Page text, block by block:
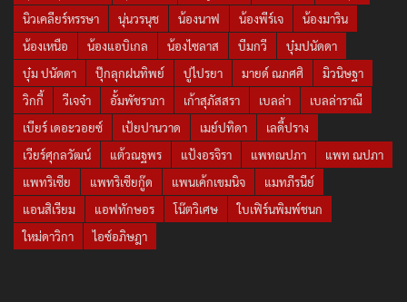
นิวเคลียร์หรรษา
นุ่นวรนุช น้องนาฟ น้องพีร์เจ
น้องมาริน
น้องเหนือ
น้องแอบิเกล น้องไซลาส บีมกวี
บุ๋มปนัดดา
บุ๋ม ปนัดดา
ปุ๊กลุกฝนทิพย์ ปูไปรยา มายด์ ณภศศิ
มิวนิษฐา
วิกกี้
วีเจจ๋า อั้มพัชราภา เก้าสุภัสสรา เบลล่า
เบลล่าราณี
เบียร์ เดอะวอยซ์
เป้ยปานวาด เมย์ปทิดา
เลดี้ปราง
เวียร์ศุกลวัฒน์
แต้วณฐพร แป้งอรจิรา แพทณปภา
แพท ณปภา
แพทริเซีย
แพทริเซียกู๊ด แพนเค้กเขมนิจ
แมทภีรนีย์
แอนสิเรียม
แอฟทักษอร โน๊ตวิเศษ
ใบเฟิร์นพิมพ์ชนก
ใหม่ดาวิกา
ไอซ์อภิษฎา